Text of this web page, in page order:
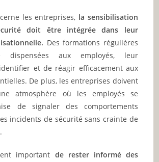
les entreprises, la sensibilisation
doit être intégrée dans leur
Des formations régulières
dispensées aux employés, leur
et de réagir efficacement aux
De plus, les entreprises doivent
atmosphère où les employés se
de signaler des comportements
incidents de sécurité sans crainte de
important de rester informé des